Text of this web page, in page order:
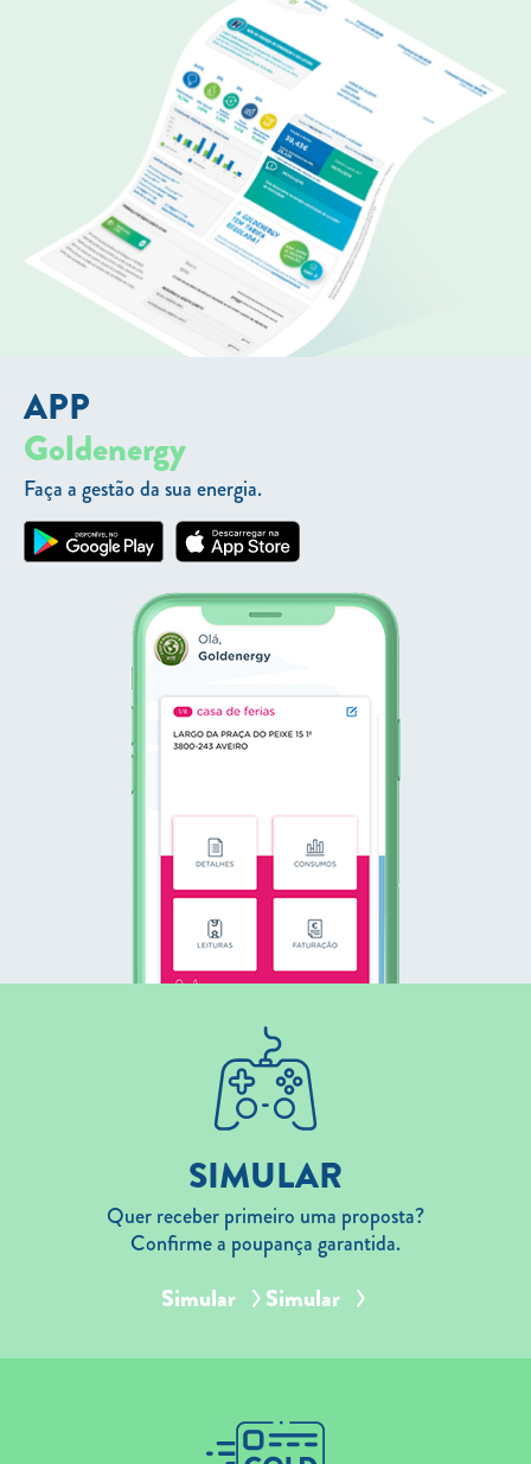
APP
Goldenergy
Faça a gestão da sua energia.
SIMULAR
Quer receber primeiro uma proposta?
Confirme a poupança garantida.
Simular Simular